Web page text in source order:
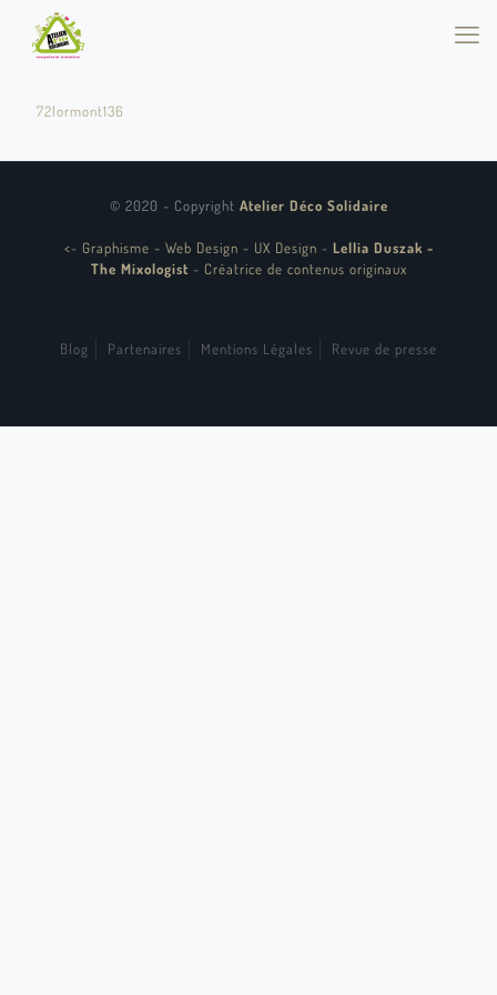
72lormont136
© 2020 - Copyright Atelier Déco Solidaire
<- Graphisme - Web Design - UX Design - Lellia Duszak -
The Mixologist - Créatrice de contenus originaux
Blog Partenaires Mentions Légales Revue de presse